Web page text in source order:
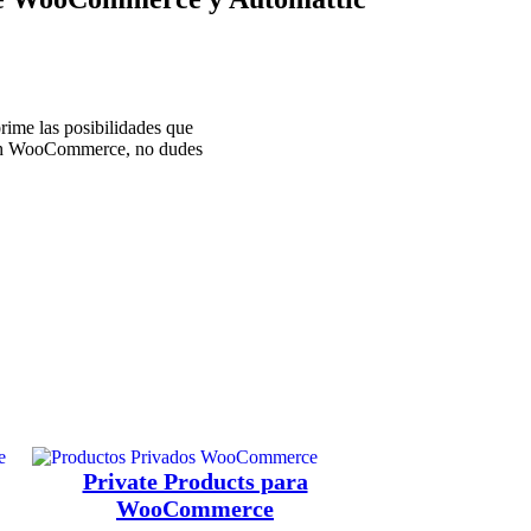
las posibilidades que
WooCommerce, no dudes
Private Products para
WooCommerce